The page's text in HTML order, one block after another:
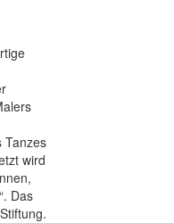
Tanzes
wird
Das